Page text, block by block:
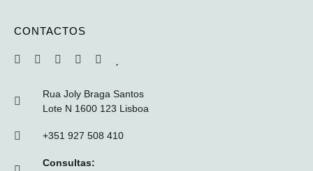
CONTACTOS
Rua Joly Braga Santos
Lote N 1600 123 Lisboa
+351 927 508 410
Consultas: